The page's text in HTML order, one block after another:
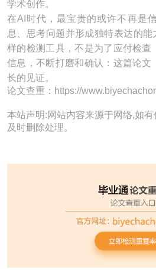
学术创作。
在AI时代，最宝贵的或许不再是
息、思考问题并形成独特表达的
样的检测工具，不是为了应付检查
信息，不断打磨和确认：这篇论文
长的见证。
论文查重：https://
本站声明:网站内容来源于网络,如
及时删除处理。